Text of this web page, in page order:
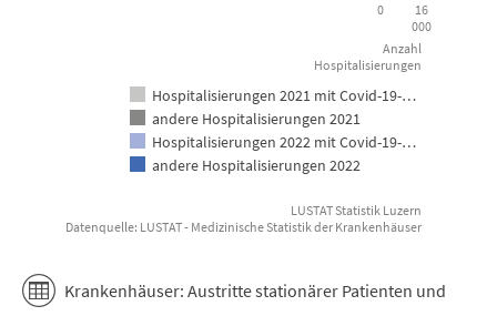
Anzahl
Hospitalisierungen
Hospitalisierungen 2021 mit Covid-19-…
andere Hospitalisierungen 2021
Hospitalisierungen 2022 mit Covid-19-…
andere Hospitalisierungen 2022
0
16
000
LUSTAT Statistik Luzern
Datenquelle: LUSTAT - Medizinische Statistik der Krankenhäuser
Krankenhäuser: Austritte stationärer Patienten und